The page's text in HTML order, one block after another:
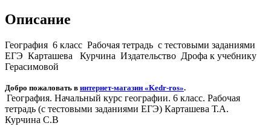
тетрадь
тестовыми
заданиями
ЕГЭ)
Т.А.
Курчина
С.В.
Описание
География 6 класс Рабочая тетрадь с тестовыми заданиями
ЕГЭ Карташева Курчина Издательство Дрофа к учебнику
Герасимовой
Добро пожаловать в интернет-магазин «Kedr-ros».
География. Начальный курс географии. 6 класс. Рабочая
тетрадь (с тестовыми заданиями ЕГЭ) Карташева Т.А.
Курчина С.В